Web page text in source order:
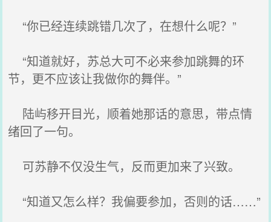
“你已经连续跳错几次了，在想什么呢？”
“知道就好，苏总大可不必来参加跳舞的环
节，更不应该让我做你的舞伴。”
陆屿移开目光，顺着她那话的意思，带点情
绪回了一句。
可苏静不仅没生气，反而更加来了兴致。
“知道又怎么样？我偏要参加，否则的话……”